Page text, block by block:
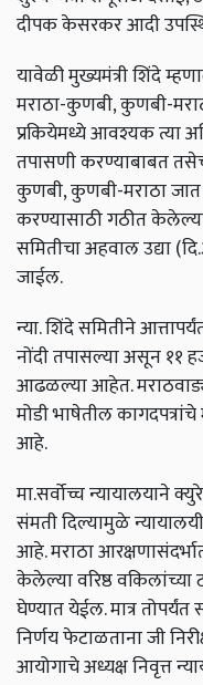
दीपक केसरकर आदी
यावेळी मुख्यमंत्री शिंदे
मराठा-कुणबी, कुणबी-
प्रकियेमध्ये आवश्यक त्या
तपासणी करण्याबाबत
कुणबी, कुणबी-मराठा जात
करण्यासाठी गठीत केलेल्या
समितीचा अहवाल उद्या
जाईल.
न्या. शिंदे समितीने
नोंदी तपासल्या असून ११
आढळल्या आहेत.
मोडी भाषेतील
आहे.
मा.सर्वोच्च न्यायालयाने
संमती दिल्यामुळे
आहे. मराठा
केलेल्या वरिष्ठ
घेण्यात येईल. मात्र तोपर्यंत
निर्णय फेटाळताना जी
आयोगाचे अध्यक्ष निवृत्त